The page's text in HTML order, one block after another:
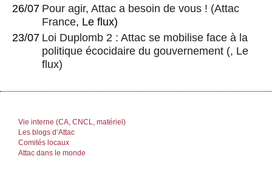
26/07 Pour agir, Attac a besoin de vous ! (Attac
France, Le flux)
23/07 Loi Duplomb 2 : Attac se mobilise face à la
politique écocidaire du gouvernement (, Le
flux)
Vie interne (CA, CNCL, matériel)
Les blogs d’Attac
Comités locaux
Attac dans le monde